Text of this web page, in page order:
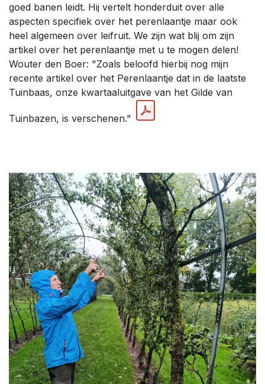
goed banen leidt. Hij vertelt honderduit over alle
aspecten specifiek over het perenlaantje maar ook
heel algemeen over leifruit. We zijn wat blij om zijn
artikel over het perenlaantje met u te mogen delen!
Wouter den Boer: "Zoals beloofd hierbij nog mijn
recente artikel over het Perenlaantje dat in de laatste
Tuinbaas, onze kwartaaluitgave van het Gilde van
Tuinbazen, is verschenen."